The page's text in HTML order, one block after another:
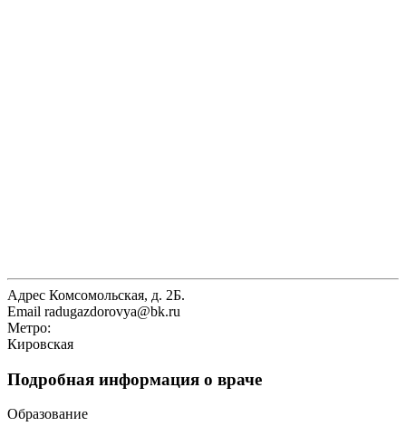
Адрес Комсомольская, д. 2Б.
Email radugazdorovya@bk.ru
Метро:
Кировская
Подробная информация о враче
Образование